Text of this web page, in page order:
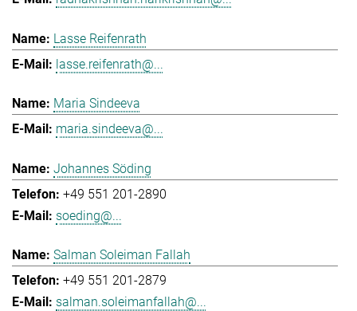
Lasse Reifenrath
lasse.reifenrath@...
Maria Sindeeva
maria.sindeeva@...
Johannes Söding
+49 551 201-2890
soeding@...
Salman Soleiman Fallah
+49 551 201-2879
salman.soleimanfallah@...